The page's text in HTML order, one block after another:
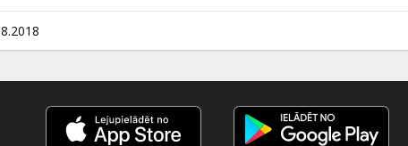
гонка по всей Европе. Фильм на
на латышском и русском языках.